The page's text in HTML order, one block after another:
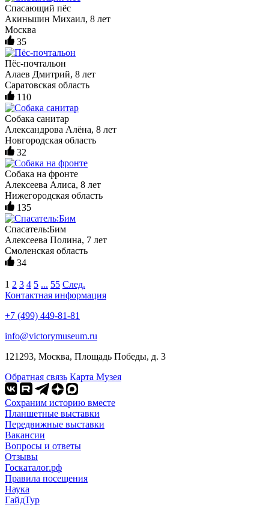
Спасающий пёс
Акиньшин Михаил, 8 лет
Москва
35
Пёс-почтальон
Алаев Дмитрий, 8 лет
Саратовская область
110
Собака санитар
Александрова Алёна, 8 лет
Новгородская область
32
Собака на фронте
Алексеева Алиса, 8 лет
Нижегородская область
135
Спасатель:Бим
Алексеева Полина, 7 лет
Смоленская область
34
1 2 3 4 5 ... 55 След.
Контактная информация
+7 (499) 449-81-81
info@victorymuseum.ru
121293, Москва, Площадь Победы, д. 3
Обратная связь Карта Музея
Сохраним историю вместе
Планшетные выставки
Передвижные выставки
Вакансии
Вопросы и ответы
Отзывы
Госкаталог.рф
Правила посещения
Наука
ГайдТур